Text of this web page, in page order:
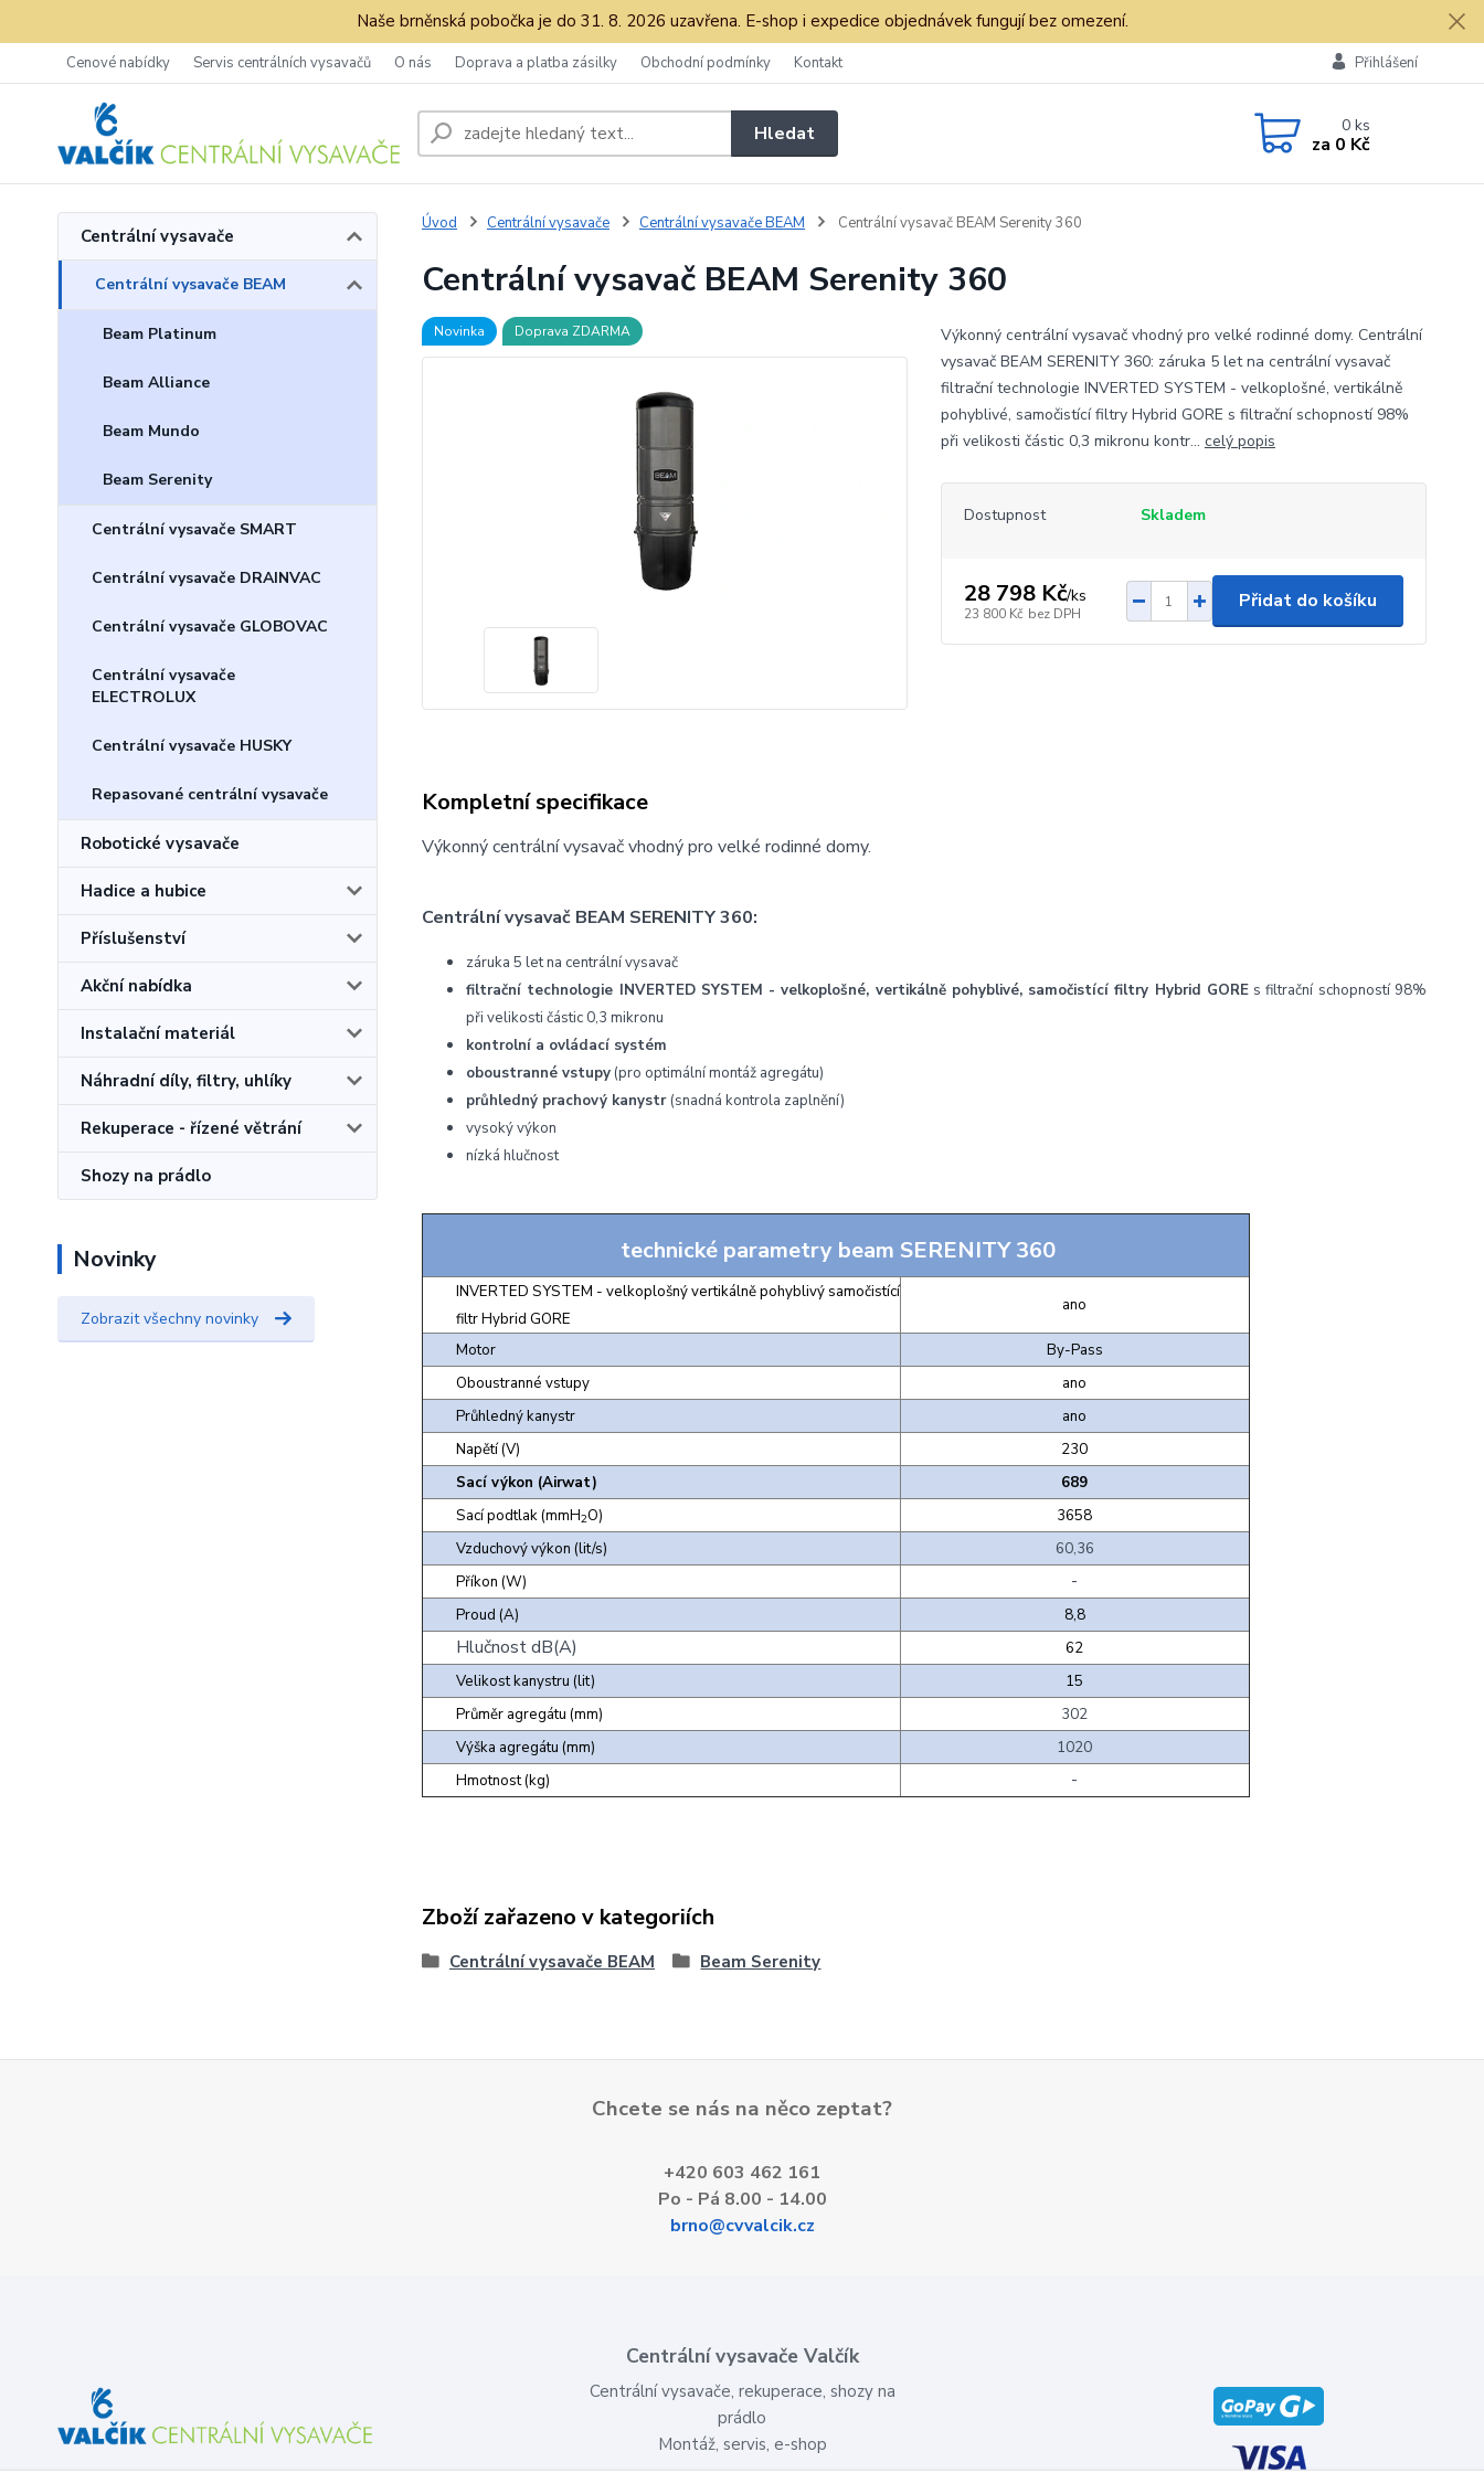
Naše brněnská pobočka je do 31. 8. 2026 uzavřena. E-shop i expedice objednávek fungují bez omezení.
Cenové nabídky Servis centrálních vysavačů O nás Doprava a platba zásilky Obchodní podmínky Kontakt Přihlášení
Hledat 0ks
za 0 Kč
Centrální vysavače
Centrální vysavače BEAM
Beam Platinum
Beam Alliance
Beam Mundo
Beam Serenity
Centrální vysavače SMART
Centrální vysavače DRAINVAC
Centrální vysavače GLOBOVAC
Centrální vysavače
ELECTROLUX
Centrální vysavače HUSKY
Repasované centrální vysavače
Robotické vysavače
Hadice a hubice
Příslušenství
Akční nabídka
Instalační materiál
Náhradní díly, filtry, uhlíky
Rekuperace - řízené větrání
Shozy na prádlo
Novinky
Zobrazit všechny novinky
Úvod Centrální vysavače Centrální vysavače BEAM Centrální vysavač BEAM Serenity 360
Centrální vysavač BEAM Serenity 360
Novinka Doprava ZDARMA
Výkonný centrální vysavač vhodný pro velké rodinné domy. Centrální
vysavač BEAM SERENITY 360: záruka 5 let na centrální vysavač
filtrační technologie INVERTED SYSTEM - velkoplošné, vertikálně
pohyblivé, samočistící filtry Hybrid GORE s filtrační schopností 98%
při velikosti částic 0,3 mikronu kontr... celý popis
Dostupnost Skladem
28 798 Kč/ks
23 800 Kč bez DPH
Přidat do košíku
Kompletní specifikace
Výkonný centrální vysavač vhodný pro velké rodinné domy.
Centrální vysavač BEAM SERENITY 360:
záruka 5 let na centrální vysavač
filtrační technologie INVERTED SYSTEM - velkoplošné, vertikálně pohyblivé, samočistící filtry Hybrid GOREs filtrační schopností 98%
při velikosti částic 0,3 mikronu
kontrolní a ovládací systém
oboustranné vstupy(pro optimální montáž agregátu)
průhledný prachový kanystr(snadná kontrola zaplnění)
vysoký výkon
nízká hlučnost
technické parametry beam SERENITY 360
INVERTED SYSTEM - velkoplošný vertikálně pohyblivý samočistící
filtr Hybrid GORE
ano
Motor
By-Pass
Oboustranné vstupy
ano
Průhledný kanystr
ano
Napětí (V)
230
Sací výkon (Airwat)
689
Sací podtlak (mmH2O)
3658
Vzduchový výkon (lit/s)
60,36
Příkon (W)
-
Proud (A) 8,8
Hlučnost dB(A)
62
Velikost kanystru (lit)
15
Průměr agregátu (mm)
302
Výška agregátu (mm)
1020
Hmotnost (kg)
-
Zboží zařazeno v kategoriích
Centrální vysavače BEAM Beam Serenity
Chcete se nás na něco zeptat?
+420 603 462 161
Po - Pá 8.00 - 14.00
brno@cvvalcik.cz
Centrální vysavače Valčík
Centrální vysavače, rekuperace, shozy na
prádlo
Montáž, servis, e-shop